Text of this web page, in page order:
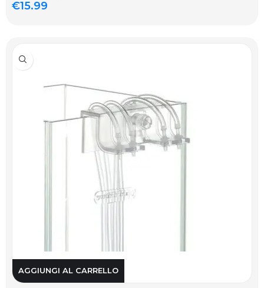
€15.99
AGGIUNGI AL CARRELLO